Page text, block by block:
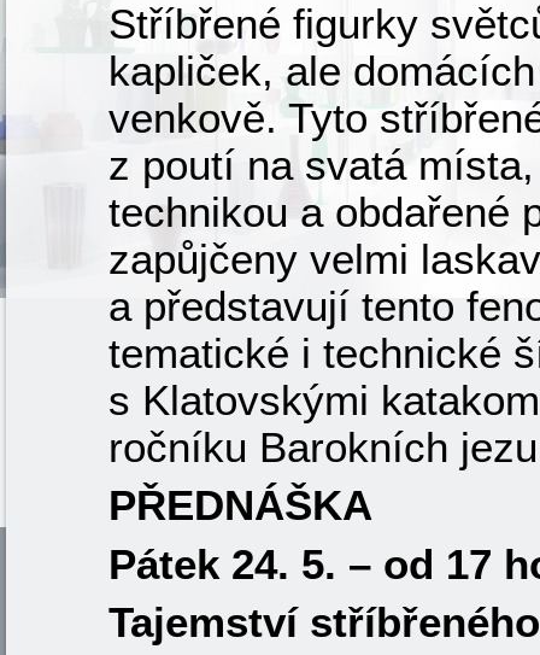
Stříbřené figurky
kapliček, ale
venkově. Tyto
z poutí na svatá
technikou a obdařené
zapůjčeny velmi
a představují tento
tematické i technické
s Klatovskými
ročníku Barokních
PŘEDNÁŠKA
Pátek 24. 5. – od 17
Tajemství